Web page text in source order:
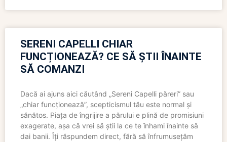
SERENI CAPELLI CHIAR
FUNCȚIONEAZĂ? CE SĂ ȘTII ÎNAINTE
SĂ COMANZI
Dacă ai ajuns aici căutând „Sereni Capelli păreri” sau
„chiar funcționează”, scepticismul tău este normal și
sănătos. Piața de îngrijire a părului e plină de promisiuni
exagerate, așa că vrei să știi la ce te înhami înainte să
dai banii. Îți răspundem direct, fără să înfrumusețăm